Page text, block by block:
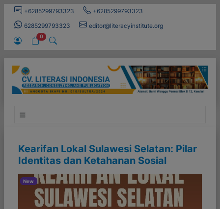
+6285299793323
+6285299793323
6285299793323
editor@literacyinstitute.org
0
Kearifan Lokal Sulawesi Selatan: Pilar
Identitas dan Ketahanan Sosial
New